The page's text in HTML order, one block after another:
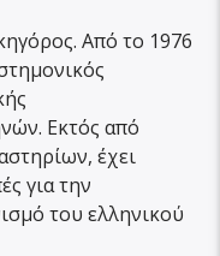
Από το 1976
Εκτός από
έχει
για την
του ελληνικού